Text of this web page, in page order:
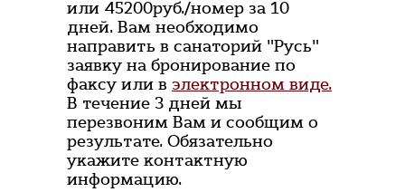
или 45200руб./номер за 10
дней. Вам необходимо
направить в санаторий "Русь"
заявку на бронирование по
факсу или в электронном виде.
В течение 3 дней мы
перезвоним Вам и сообщим о
результате. Обязательно
укажите контактную
информацию.